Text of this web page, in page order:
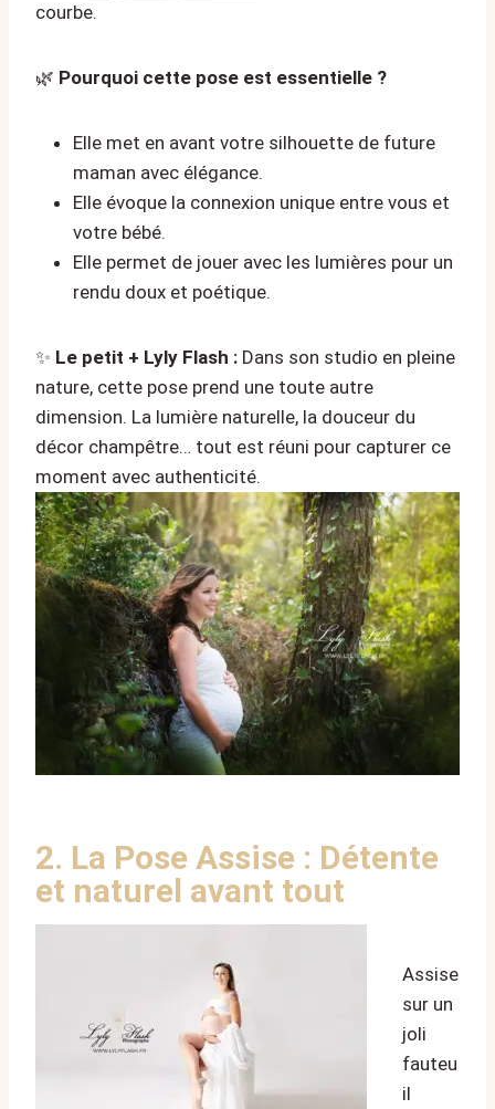
courbe.
🌿 Pourquoi cette pose est essentielle ?
Elle met en avant votre silhouette de future
maman avec élégance.
Elle évoque la connexion unique entre vous et
votre bébé.
Elle permet de jouer avec les lumières pour un
rendu doux et poétique.
✨ Le petit + Lyly Flash : Dans son studio en pleine
nature, cette pose prend une toute autre
dimension. La lumière naturelle, la douceur du
décor champêtre… tout est réuni pour capturer ce
moment avec authenticité.
2. La Pose Assise : Détente
et naturel avant tout
Assise
sur un
joli
fauteu
il